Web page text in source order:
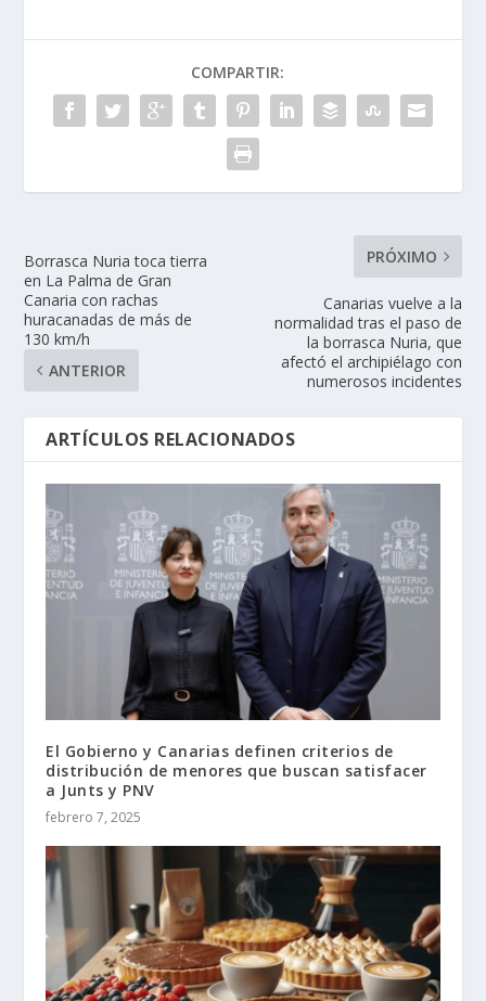
COMPARTIR:
Borrasca Nuria toca tierra
en La Palma de Gran
Canaria con rachas
huracanadas de más de
130 km/h
ANTERIOR
PRÓXIMO
Canarias vuelve a la
normalidad tras el paso de
la borrasca Nuria, que
afectó el archipiélago con
numerosos incidentes
ARTÍCULOS RELACIONADOS
El Gobierno y Canarias definen criterios de
distribución de menores que buscan satisfacer
a Junts y PNV
febrero 7, 2025